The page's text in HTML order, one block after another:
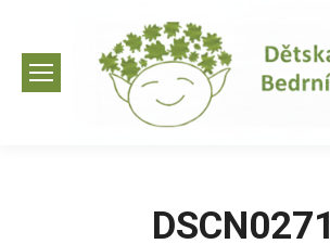
DSCN0271